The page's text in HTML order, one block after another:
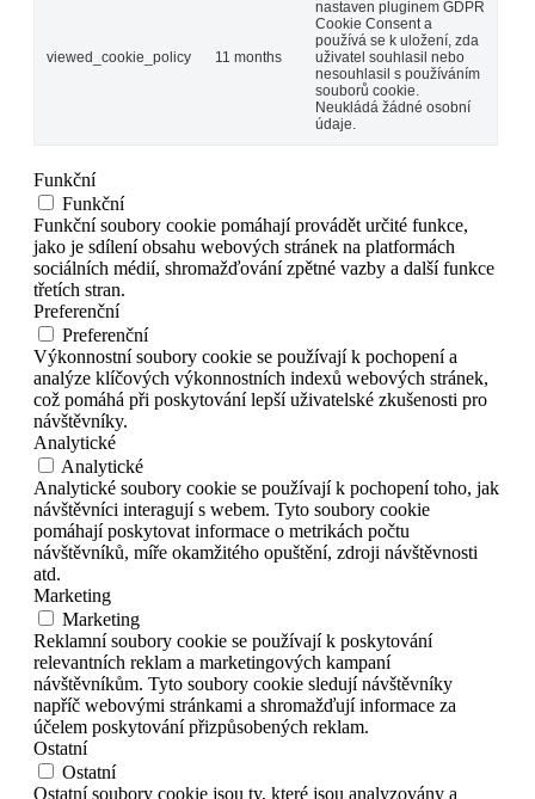
viewed_cookie_policy 11 months
nastaven pluginem GDPR
Cookie Consent a
používá se k uložení, zda
uživatel souhlasil nebo
nesouhlasil s používáním
souborů cookie.
Neukládá žádné osobní
údaje.
Funkční
Funkční
Funkční soubory cookie pomáhají provádět určité funkce,
jako je sdílení obsahu webových stránek na platformách
sociálních médií, shromažďování zpětné vazby a další funkce
třetích stran.
Preferenční
Preferenční
Výkonnostní soubory cookie se používají k pochopení a
analýze klíčových výkonnostních indexů webových stránek,
což pomáhá při poskytování lepší uživatelské zkušenosti pro
návštěvníky.
Analytické
Analytické
Analytické soubory cookie se používají k pochopení toho, jak
návštěvníci interagují s webem. Tyto soubory cookie
pomáhají poskytovat informace o metrikách počtu
návštěvníků, míře okamžitého opuštění, zdroji návštěvnosti
atd.
Marketing
Marketing
Reklamní soubory cookie se používají k poskytování
relevantních reklam a marketingových kampaní
návštěvníkům. Tyto soubory cookie sledují návštěvníky
napříč webovými stránkami a shromažďují informace za
účelem poskytování přizpůsobených reklam.
Ostatní
Ostatní
Ostatní soubory cookie jsou ty, které jsou analyzovány a